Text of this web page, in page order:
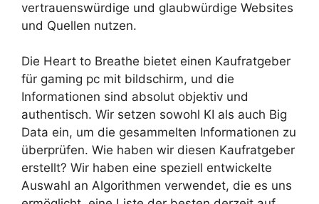
vertrauenswürdige und glaubwürdige Websites
und Quellen nutzen.
Die Heart to Breathe bietet einen Kaufratgeber
für gaming pc mit bildschirm, und die
Informationen sind absolut objektiv und
authentisch. Wir setzen sowohl KI als auch Big
Data ein, um die gesammelten Informationen zu
überprüfen. Wie haben wir diesen Kaufratgeber
erstellt? Wir haben eine speziell entwickelte
Auswahl an Algorithmen verwendet, die es uns